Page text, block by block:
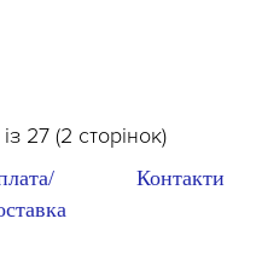
27 (2 сторінок)
Контакти